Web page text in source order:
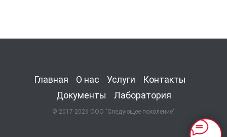
Главная О нас Услуги
Контакты
Документы
Лаборатория
© 2017-2026 ООО "Следующее поколение"